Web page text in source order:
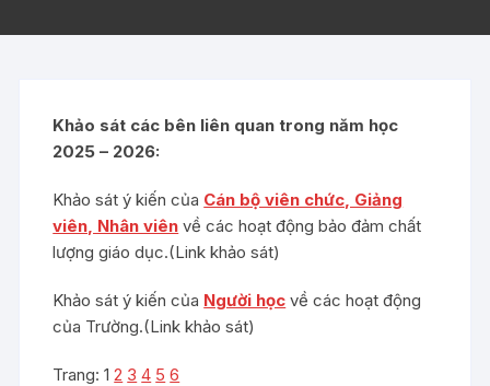
Khảo sát các bên liên quan trong năm học
2025 – 2026:
Khảo sát ý kiến của Cán bộ viên chức, Giảng
viên, Nhân viên về các hoạt động bảo đảm chất
lượng giáo dục.(Link khảo sát)
Khảo sát ý kiến của Người học về các hoạt động
của Trường.(Link khảo sát)
Trang:1 2 3 4 5 6